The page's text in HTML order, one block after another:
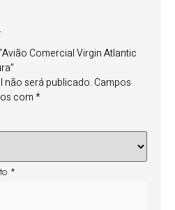
Comercial Virgin Atlantic
não será publicado.Campos
com*
*